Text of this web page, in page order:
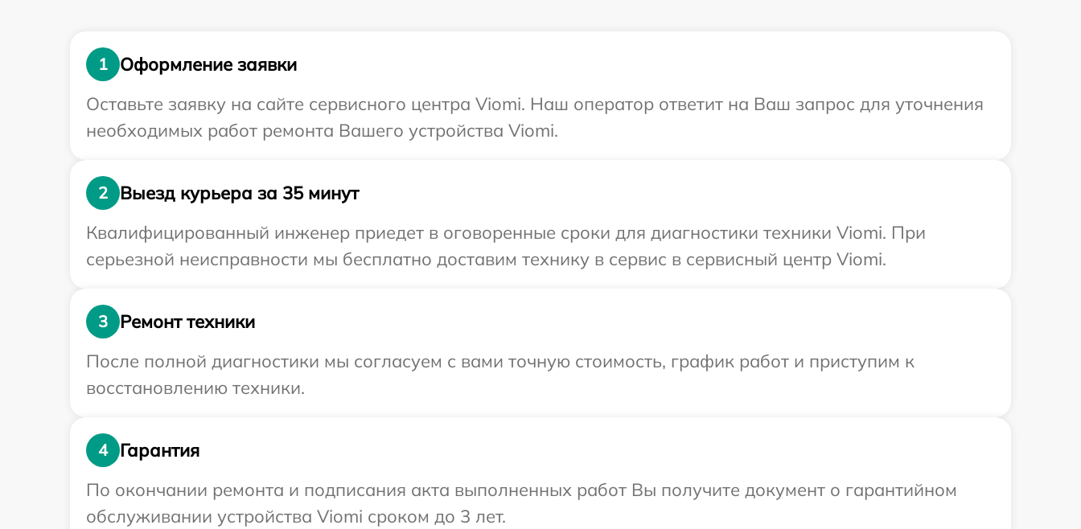
1
Оформление заявки
Оставьте заявку на сайте сервисного центра Viomi. Наш оператор ответит на Ваш запрос для уточнения
необходимых работ ремонта Вашего устройства Viomi.
2
Выезд курьера за 35 минут
Квалифицированный инженер приедет в оговоренные сроки для диагностики техники Viomi. При
серьезной неисправности мы бесплатно доставим технику в сервис в сервисный центр Viomi.
3
Ремонт техники
После полной диагностики мы согласуем с вами точную стоимость, график работ и приступим к
восстановлению техники.
4
Гарантия
По окончании ремонта и подписания акта выполненных работ Вы получите документ о гарантийном
обслуживании устройства Viomi сроком до 3 лет.